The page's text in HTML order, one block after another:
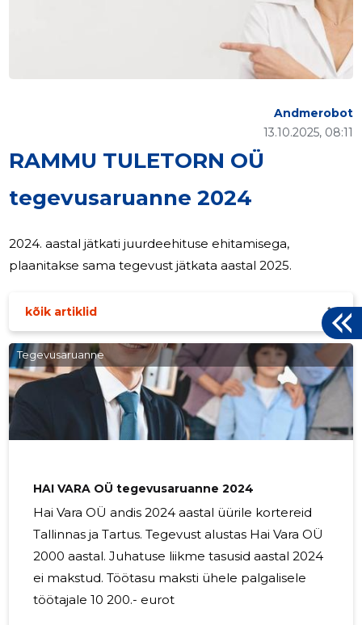
RAMMU TULETORN OÜ
tegevusaruanne 2024
13.10.2025, 08:11
Andmerobot
2024. aastal jätkati juurdeehituse ehitamisega,
plaanitakse sama tegevust jätkata aastal 2025.
kõik artiklid
Tegevusaruanne
HAI VARA OÜ tegevusaruanne 2024
Hai Vara OÜ andis 2024 aastal üürile kortereid
Tallinnas ja Tartus. Tegevust alustas Hai Vara OÜ
2000 aastal. Juhatuse liikme tasusid aastal 2024
ei makstud. Töötasu maksti ühele palgalisele
töötajale 10 200.- eurot